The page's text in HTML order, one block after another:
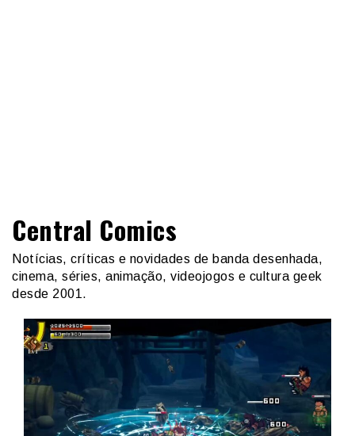
Central Comics
Notícias, críticas e novidades de banda desenhada,
cinema, séries, animação, videojogos e cultura geek
desde 2001.